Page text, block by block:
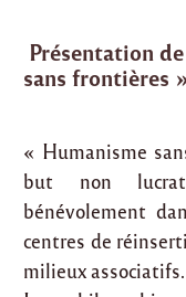
Présentation
sans frontières
« Humanisme
but non
bénévolement
centres de
milieux associatifs.